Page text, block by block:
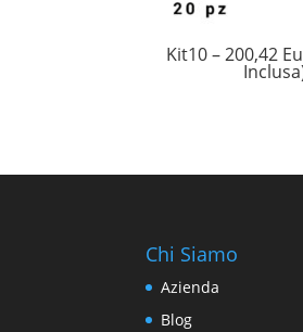
Kit10 – 200,42
Chi Siamo
Azienda
Blog